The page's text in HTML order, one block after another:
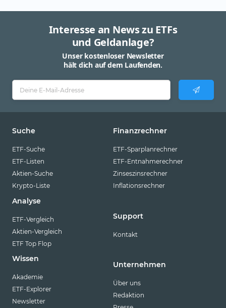
Interesse an News zu ETFs
und Geldanlage?
Unser kostenloser Newsletter
hält dich auf dem Laufenden.
Suche
ETF-Suche
ETF-Listen
Aktien-Suche
Krypto-Liste
Analyse
ETF-Vergleich
Aktien-Vergleich
ETF Top Flop
Wissen
Akademie
ETF-Explorer
Newsletter
Finanzrechner
ETF-Sparplanrechner
ETF-Entnahmerechner
Zinseszinsrechner
Inflationsrechner
Support
Kontakt
Unternehmen
Über uns
Redaktion